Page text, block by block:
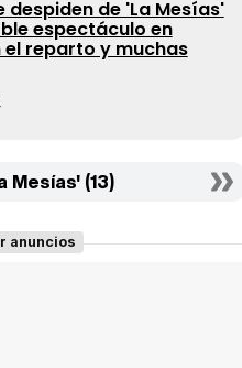
despiden de 'La Mesías'
espectáculo en
reparto y muchas
Mesías' (13)
anuncios